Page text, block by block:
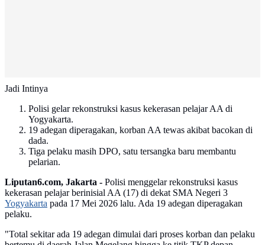
Jadi Intinya
Polisi gelar rekonstruksi kasus kekerasan pelajar AA di
Yogyakarta.
19 adegan diperagakan, korban AA tewas akibat bacokan di
dada.
Tiga pelaku masih DPO, satu tersangka baru membantu
pelarian.
Liputan6.com, Jakarta - Polisi menggelar rekonstruksi kasus
kekerasan pelajar berinisial AA (17) di dekat SMA Negeri 3
Yogyakarta pada 17 Mei 2026 lalu. Ada 19 adegan diperagakan
pelaku.
"Total sekitar ada 19 adegan dimulai dari proses korban dan pelaku